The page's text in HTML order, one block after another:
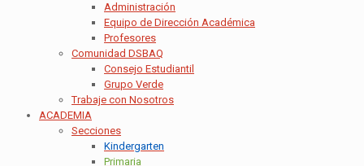
Administración
Equipo de Dirección Académica
Profesores
Comunidad DSBAQ
Consejo Estudiantil
Grupo Verde
Trabaje con Nosotros
ACADEMIA
Secciones
Kindergarten
Primaria